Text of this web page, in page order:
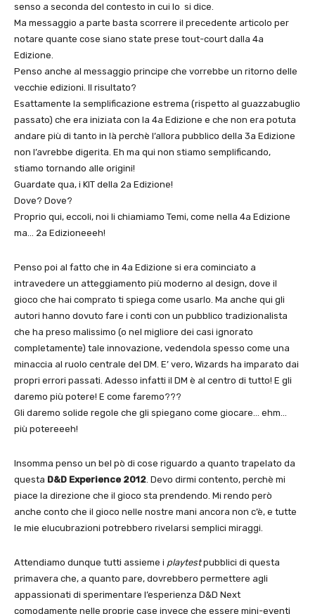
senso a seconda del contesto in cui lo si dice.
Ma messaggio a parte basta scorrere il precedente articolo per
notare quante cose siano state prese tout-court dalla 4a
Edizione.
Penso anche al messaggio principe che vorrebbe un ritorno delle
vecchie edizioni. Il risultato?
Esattamente la semplificazione estrema (rispetto al guazzabuglio
passato) che era iniziata con la 4a Edizione e che non era potuta
andare più di tanto in là perchè l’allora pubblico della 3a Edizione
non l’avrebbe digerita. Eh ma qui non stiamo semplificando,
stiamo tornando alle origini!
Guardate qua, i KIT della 2a Edizione!
Dove? Dove?
Proprio qui, eccoli, noi li chiamiamo Temi, come nella 4a Edizione
ma… 2a Edizioneeeh!
Penso poi al fatto che in 4a Edizione si era cominciato a
intravedere un atteggiamento più moderno al design, dove il
gioco che hai comprato ti spiega come usarlo. Ma anche qui gli
autori hanno dovuto fare i conti con un pubblico tradizionalista
che ha preso malissimo (o nel migliore dei casi ignorato
completamente) tale innovazione, vedendola spesso come una
minaccia al ruolo centrale del DM. E’ vero, Wizards ha imparato dai
propri errori passati. Adesso infatti il DM è al centro di tutto! E gli
daremo più potere! E come faremo???
Gli daremo solide regole che gli spiegano come giocare… ehm…
più potereeeh!
Insomma penso un bel pò di cose riguardo a quanto trapelato da
questa D&D Experience 2012 . Devo dirmi contento, perchè mi
piace la direzione che il gioco sta prendendo. Mi rendo però
anche conto che il gioco nelle nostre mani ancora non c’è, e tutte
le mie elucubrazioni potrebbero rivelarsi semplici miraggi.
Attendiamo dunque tutti assieme i playtestpubblici di questa
primavera che, a quanto pare, dovrebbero permettere agli
appassionati di sperimentare l’esperienza D&D Next
comodamente nelle proprie case invece che essere mini-eventi